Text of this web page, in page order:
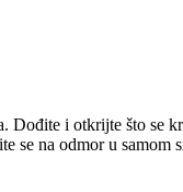
i otkrijte što se
se na odmor u